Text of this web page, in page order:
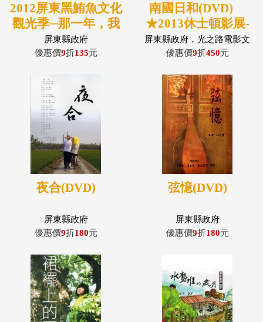
2012屏東黑鮪魚文化
觀光季─那一年，我
們一起追的魚(DVD)
屏東縣政府
優惠價9折135元
南國日和(DVD)
★2013休士頓影展-
白金牌獎
屏東縣政府，光之路電影文
化事業有限公司
優惠價9折450元
夜合(DVD)
屏東縣政府
優惠價9折180元
弦憶(DVD)
屏東縣政府
優惠價9折180元